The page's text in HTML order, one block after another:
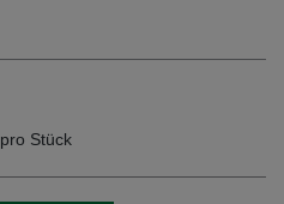
pro Stück